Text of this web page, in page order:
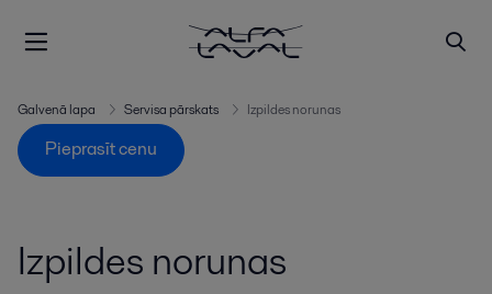
Galvenā lapa Servisa pārskats Izpildes norunas
Pieprasīt cenu
Izpildes norunas